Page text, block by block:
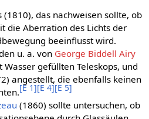
(1810), das nachweisen sollte, ob
die Aberration des Lichts der
beeinflusst wird.
u. a. von George Biddell Airy
gefüllten Teleskops, und
angestellt, die ebenfalls keinen
[E 1][E 4][E 5]
(1860) sollte untersuchen, ob